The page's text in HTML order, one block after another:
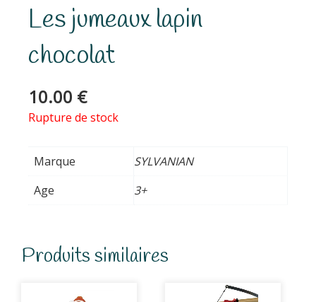
Les jumeaux lapin
chocolat
10.00 €
Rupture de stock
Marque
SYLVANIAN
Age
3+
Produits similaires